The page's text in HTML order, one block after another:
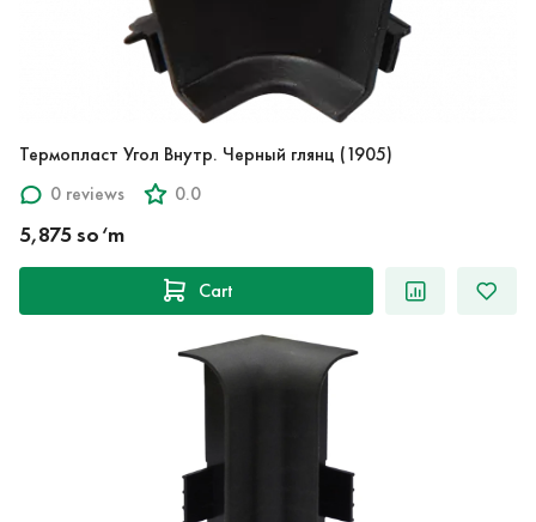
Термопласт Угол Внутр. Черный глянц (1905)
0 reviews
0.0
5,875 so‘m
Cart